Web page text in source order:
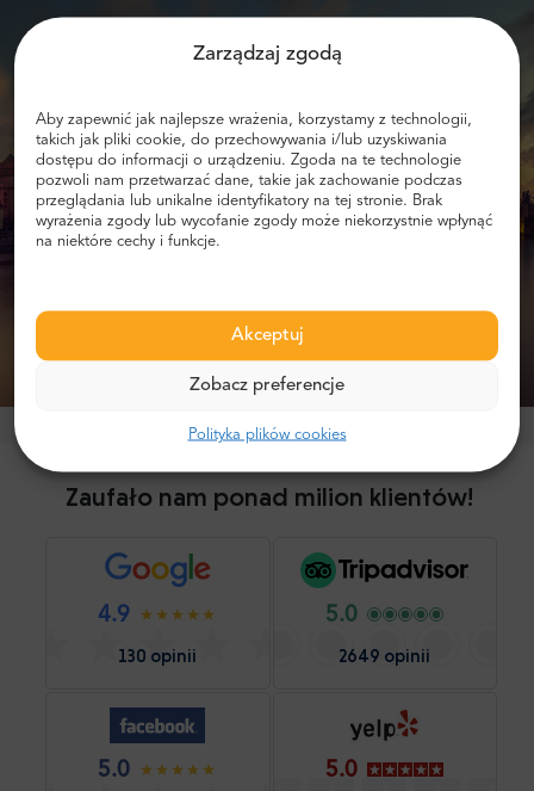
Zarządzaj zgodą
Aby zapewnić jak najlepsze wrażenia, korzystamy z technologii,
takich jak pliki cookie, do przechowywania i/lub uzyskiwania
dostępu do informacji o urządzeniu. Zgoda na te technologie
pozwoli nam przetwarzać dane, takie jak zachowanie podczas
przeglądania lub unikalne identyfikatory na tej stronie. Brak
wyrażenia zgody lub wycofanie zgody może niekorzystnie wpłynąć
na niektóre cechy i funkcje.
Akceptuj
Zobacz preferencje
Polityka plików cookies
Podaj swój e-mail i otrzymuj informacje
o zniżkach!
Otrzymuj zniżki
Zaufało nam ponad milion klientów!
4.9
130 opinii
5.0
2649 opinii
5.0 5.0